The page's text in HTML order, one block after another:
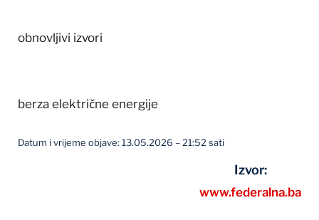
obnovljivi izvori
berza električne energije
Datum i vrijeme objave: 13.05.2026 – 21:52 sati
Izvor:
www.federalna.ba